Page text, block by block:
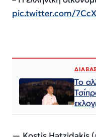
pic.twitter.com/
Το